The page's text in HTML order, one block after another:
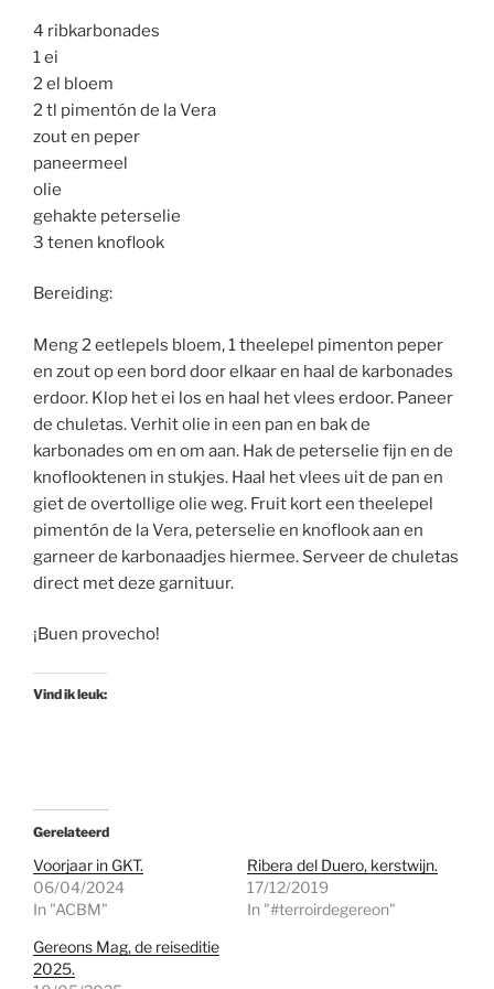
4 ribkarbonades
1 ei
2 el bloem
2 tl pimentón de la Vera
zout en peper
paneermeel
olie
gehakte peterselie
3 tenen knoflook
Bereiding:
Meng 2 eetlepels bloem, 1 theelepel pimenton peper
en zout op een bord door elkaar en haal de karbonades
erdoor. Klop het ei los en haal het vlees erdoor. Paneer
de chuletas. Verhit olie in een pan en bak de
karbonades om en om aan. Hak de peterselie fijn en de
knoflooktenen in stukjes. Haal het vlees uit de pan en
giet de overtollige olie weg. Fruit kort een theelepel
pimentón de la Vera, peterselie en knoflook aan en
garneer de karbonaadjes hiermee. Serveer de chuletas
direct met deze garnituur.
¡Buen provecho!
Vind ik leuk:
Gerelateerd
Voorjaar in GKT.
06/04/2024
In "ACBM"
Ribera del Duero, kerstwijn.
17/12/2019
In "#terroirdegereon"
Gereons Mag, de reiseditie
2025.